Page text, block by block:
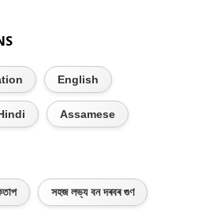
English
Assamese
সহজ লভ্য বন দৰবৰ গুণ